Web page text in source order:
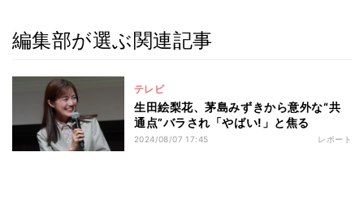
編集部が選ぶ関連記事
テレビ
生田絵梨花、茅島みずきから意外な“共
通点”バラされ「やばい!」と焦る
2024/08/07 17:45 レポート